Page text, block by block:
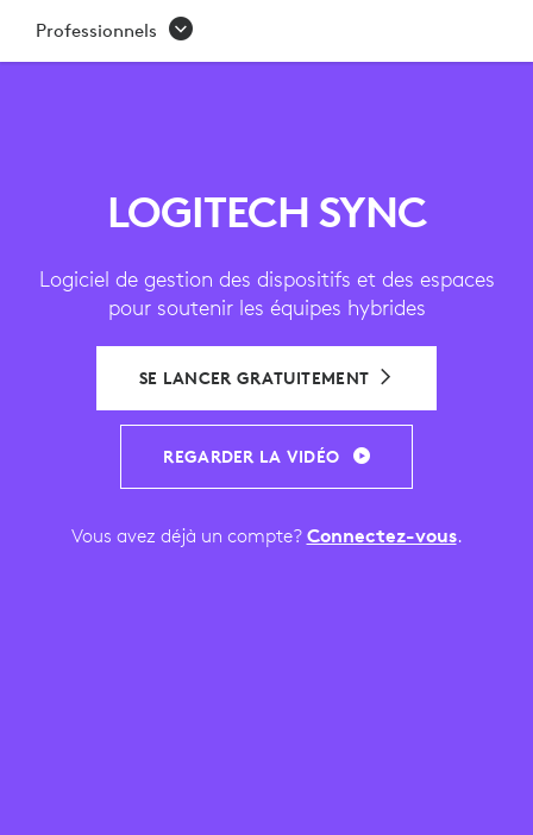
SYNC |
DE
VISIOCONFÉRENCE
Professionnels
LOGITECH SYNC
Logiciel de gestion des dispositifs et des espaces
pour soutenir les équipes hybrides
SE LANCER GRATUITEMENT
REGARDER LA VIDÉO
Vous avez déjà un compte? Connectez-vous.